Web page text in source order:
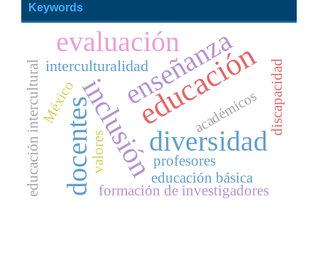
Keywords
educación
inclusióndiversidad
enseñanza
evaluación
docentes
interculturalidad
profesores
educación básica
educación intercultural México discapacidad
formación de investigadores
académicos
valores